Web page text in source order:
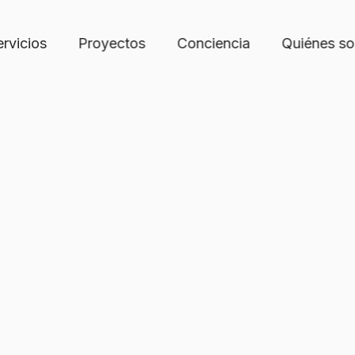
Proyectos Conciencia Quiénes